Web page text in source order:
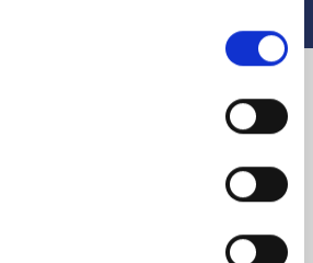
in Nürnberg
und Umland: